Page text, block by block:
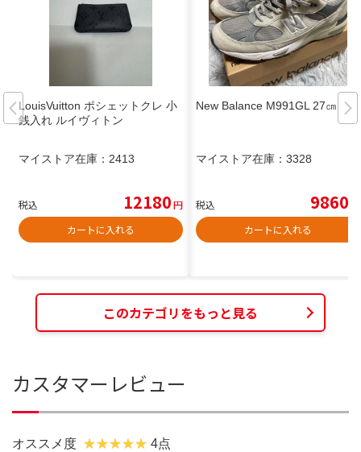
LouisVuitton ポシェットクレ 小
銭入れ ルイヴィトン
マイストア在庫： 2413
税込 12180円
カートに入れる
New Balance M991GL 27㎝
マイストア在庫： 3328
税込 9860
カートに入れる
このカテゴリをもっと見る
カスタマーレビュー
オススメ度 4点